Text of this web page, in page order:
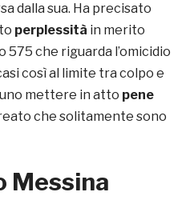
dalla sua. Ha precisato
perplessità in merito
575 che riguarda l’omicidio
così al limite tra colpo e
mettere in atto pene
che solitamente sono
Messina